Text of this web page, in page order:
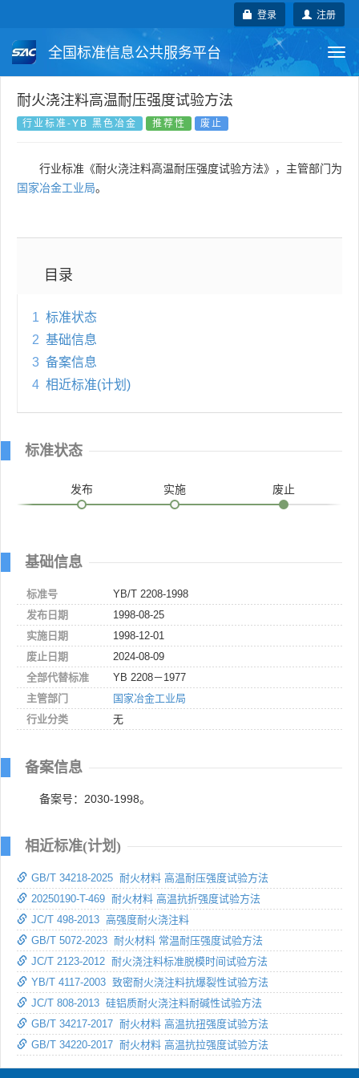
注册
登录
全国标准信息公共服务平台
国家标准 行业标准
国外标准 技术委员会
耐火浇注料高温耐压强度试验方法
行业标准-YB 黑色冶金 推荐性 废止
行业标准《耐火浇注料高温耐压强度试验方法》，主管部门为
国家冶金工业局。
目录
1 标准状态
2 基础信息
3 备案信息
4 相近标准(计划)
标准状态
发布 实施 废止
基础信息
标准号
YB/T 2208-1998
发布日期
1998-08-25
实施日期
1998-12-01
废止日期
2024-08-09
全部代替标准
YB 2208－1977
主管部门
国家冶金工业局
行业分类
无
备案信息
备案号：2030-1998。
相近标准(计划)
GB/T 34218-2025 耐火材料 高温耐压强度试验方法
20250190-T-469 耐火材料 高温抗折强度试验方法
JC/T 498-2013 高强度耐火浇注料
GB/T 5072-2023 耐火材料 常温耐压强度试验方法
JC/T 2123-2012 耐火浇注料标准脱模时间试验方法
YB/T 4117-2003 致密耐火浇注料抗爆裂性试验方法
JC/T 808-2013 硅铝质耐火浇注料耐碱性试验方法
GB/T 34217-2017 耐火材料 高温抗扭强度试验方法
GB/T 34220-2017 耐火材料 高温抗拉强度试验方法